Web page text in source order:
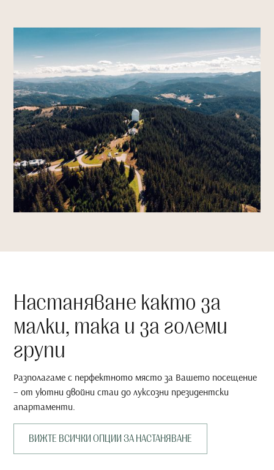
Настаняване както за
малки, така и за големи
групи
Разполагаме с перфектното място за Вашето посещение
– от уютни двойни стаи до луксозни президентски
апартаменти.
ВИЖТЕ ВСИЧКИ ОПЦИИ ЗА НАСТАНЯВАНЕ